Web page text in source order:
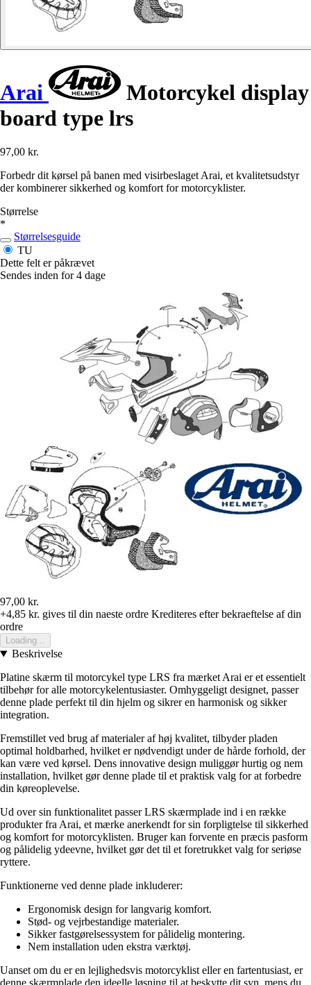
Arai
Motorcykel display
board type lrs
97,00 kr.
Forbedr dit kørsel på banen med visirbeslaget Arai, et kvalitetsudstyr
der kombinerer sikkerhed og komfort for motorcyklister.
Størrelse
*
Størrelsesguide
TU
Dette felt er påkrævet
Sendes inden for 4 dage
97,00 kr.
+4,85 kr. gives til din naeste ordre Krediteres efter bekraeftelse af din
ordre
Loading...
Beskrivelse
Platine skærm til motorcykel type LRS fra mærket Arai er et essentielt
tilbehør for alle motorcykelentusiaster. Omhyggeligt designet, passer
denne plade perfekt til din hjelm og sikrer en harmonisk og sikker
integration.
Fremstillet ved brug af materialer af høj kvalitet, tilbyder pladen
optimal holdbarhed, hvilket er nødvendigt under de hårde forhold, der
kan være ved kørsel. Dens innovative design muliggør hurtig og nem
installation, hvilket gør denne plade til et praktisk valg for at forbedre
din køreoplevelse.
Ud over sin funktionalitet passer LRS skærmplade ind i en række
produkter fra Arai, et mærke anerkendt for sin forpligtelse til sikkerhed
og komfort for motorcyklisten. Bruger kan forvente en præcis pasform
og pålidelig ydeevne, hvilket gør det til et foretrukket valg for seriøse
ryttere.
Funktionerne ved denne plade inkluderer:
Ergonomisk design for langvarig komfort.
Stød- og vejrbestandige materialer.
Sikker fastgørelsessystem for pålidelig montering.
Nem installation uden ekstra værktøj.
Uanset om du er en lejlighedsvis motorcyklist eller en fartentusiast, er